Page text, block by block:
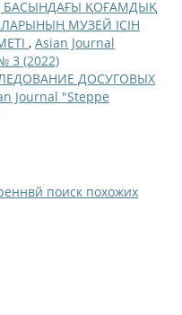
БАСЫНДАҒЫ ҚОҒАМДЫҚ
МУЗЕЙ ІСІН
, Asian Journal
3 (2022)
ДОСУГОВЫХ
Journal "Steppe
поиск похожих